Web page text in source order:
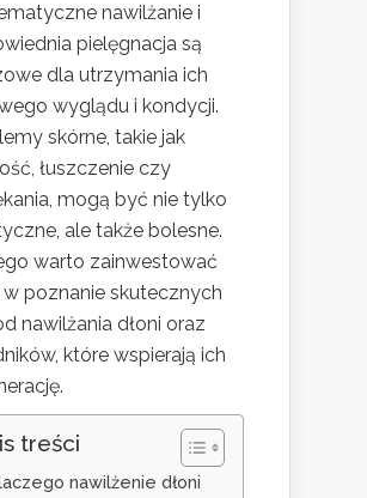
nawilżanie i
pielęgnacja są
dla utrzymania ich
wyglądu i kondycji.
skórne, takie jak
łuszczenie czy
mogą być nie tylko
ale także bolesne.
warto zainwestować
poznanie skutecznych
nawilżania dłoni oraz
które wspierają ich
treści
nawilżenie dłoni